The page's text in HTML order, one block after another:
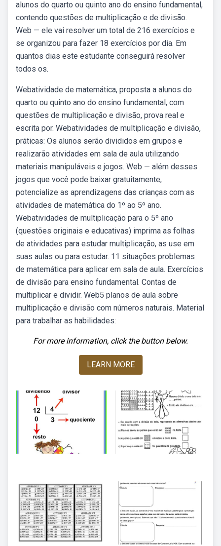
alunos do quarto ou quinto ano do ensino fundamental,
contendo questões de multiplicação e de divisão.
Web — ele vai resolver um total de 216 exercícios e
se organizou para fazer 18 exercícios por dia. Em
quantos dias este estudante conseguirá resolver
todos os.
Webatividade de matemática, proposta a alunos do
quarto ou quinto ano do ensino fundamental, com
questões de multiplicação e divisão, prova real e
escrita por. Webatividades de multiplicação e divisão,
práticas: Os alunos serão divididos em grupos e
realizarão atividades em sala de aula utilizando
materiais manipuláveis e jogos. Web — além desses
jogos que você pode baixar gratuitamente,
potencialize as aprendizagens das crianças com as
atividades de matemática do 1º ao 5º ano.
Webatividades de multiplicação para o 5º ano
(questões originais e educativas) imprima as folhas
de atividades para estudar multiplicação, as use em
suas aulas ou para estudar. 11 situações problemas
de matemática para aplicar em sala de aula. Exercícios
de divisão para ensino fundamental. Contas de
multiplicar e dividir. Web5 planos de aula sobre
multiplicação e divisão com números naturais. Material
para trabalhar as habilidades:
For more information, click the button below.
LEARN MORE